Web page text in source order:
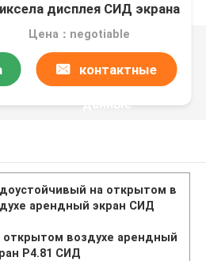
дисплея СИД экрана
Цена：negotiable
контактные
данные
на открытом в
арендный экран СИД
открытом воздухе арендный
P4.81 СИД